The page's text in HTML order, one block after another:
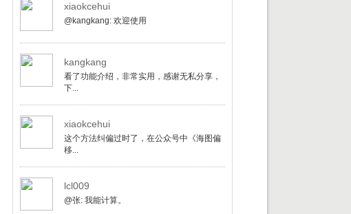
xiaokcehui
@kangkang: 欢迎使用
kangkang
看了功能介绍，非常实用，感谢无私分享，
下...
xiaokcehui
这个方法纠偏过时了，在公众号中《海图偏
移...
lcl009
@张: 我能计算。